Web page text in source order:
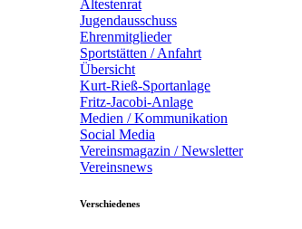
Ältestenrat
Jugendausschuss
Ehrenmitglieder
Sportstätten / Anfahrt
Übersicht
Kurt-Rieß-Sportanlage
Fritz-Jacobi-Anlage
Medien / Kommunikation
Social Media
Vereinsmagazin / Newsletter
Vereinsnews
Verschiedenes